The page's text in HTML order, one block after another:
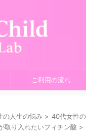
ご利用の流れ
の人生の悩み > 40代女性
取り入れたいフィチン酸 >